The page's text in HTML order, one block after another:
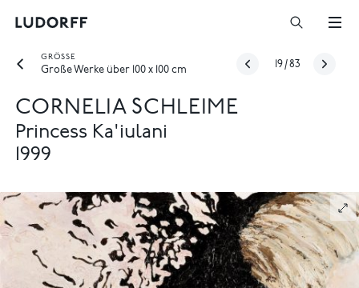
GRÖSSE
Große Werke über 100 x 100 cm
19 /83
CORNELIA SCHLEIME
Princess Ka'iulani
1999